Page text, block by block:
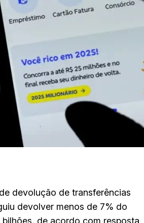
devolução de transferências
devolver menos de 7% do
de acordo com resposta